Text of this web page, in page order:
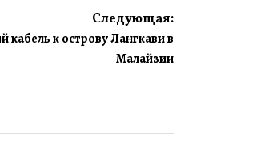
Следующая:
к острову Лангкави в
Малайзии